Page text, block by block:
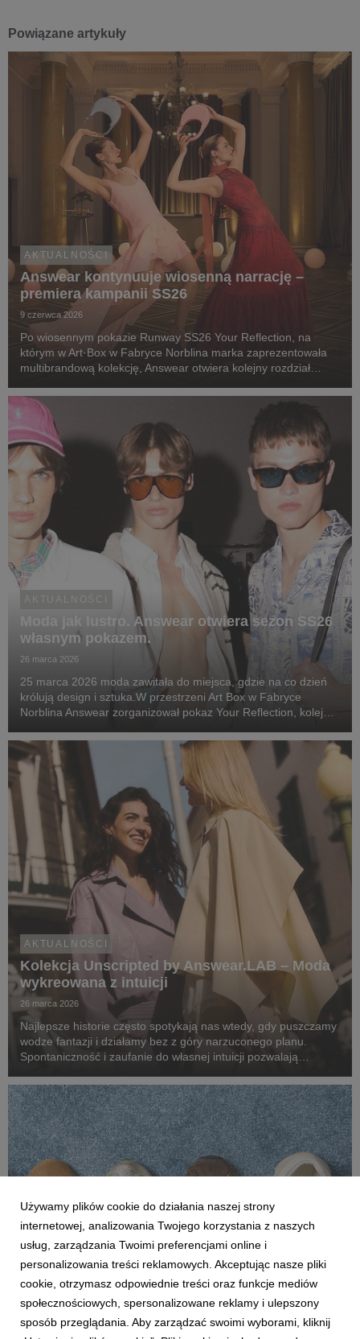
Powiązane artykuły
AKTUALNOŚCI
Answear kontynuuje wiosenną narrację –
premiera kampanii SS26
9 czerwca 2026
Po wiosennym pokazie Runway SS26 Your Reflection, na
którym w Art·Box w Fabryce Norblina marka zaprezentowała
multibrandową kolekcję, Answear otwiera kolejny rozdział
których ubrania nie tyle towarzyszą bohaterom, c...
AKTUALNOŚCI
Moda jak lustro. Answear otwiera sezon SS26
własnym pokazem.
26 marca 2026
25 marca 2026 moda zawitała do miejsca, gdzie na co dzień
królują design i sztuka.W przestrzeni Art Box w Fabryce
Norblina Answear zorganizował pokaz Your Reflection, kolejny
sezonu wiosna-lato 2026. Nie be...
AKTUALNOŚCI
Kolekcja Unscripted by Answear.LAB – Moda
wykreowana z intuicji
26 marca 2026
Najlepsze historie często spotykają nas wtedy, gdy puszczamy
wodze fantazji i działamy bez z góry narzuconego planu.
Spontaniczność i zaufanie do własnej intuicji pozwalają
algorytmy i generowane opinie, odwaga, b...
AKTUALNOŚCI
Nowa kolekcja STATEMENT LEATHER by
Answear.LAB
Używamy plików cookie do działania naszej strony
internetowej, analizowania Twojego korzystania z naszych
usług, zarządzania Twoimi preferencjami online i
personalizowania treści reklamowych. Akceptując nasze pliki
cookie, otrzymasz odpowiednie treści oraz funkcje mediów
społecznościowych, spersonalizowane reklamy i ulepszony
sposób przeglądania. Aby zarządzać swoimi wyborami, kliknij